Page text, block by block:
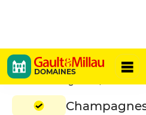
DOMAINES
Charles
12 Allée du Vignoble, 51100